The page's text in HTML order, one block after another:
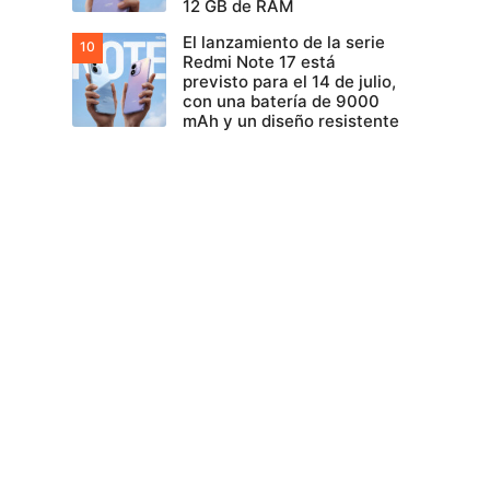
12 GB de RAM
El lanzamiento de la serie
Redmi Note 17 está
previsto para el 14 de julio,
con una batería de 9000
mAh y un diseño resistente